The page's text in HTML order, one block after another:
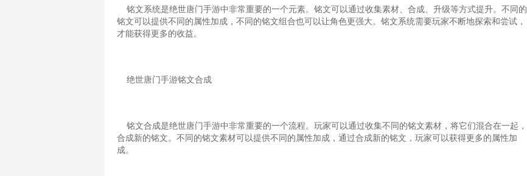
铭文系统是绝世唐门手游中非常重要的一个元素。铭文可以通过收集素材、合成、升级等方式提升。不同的
铭文可以提供不同的属性加成，不同的铭文组合也可以让角色更强大。铭文系统需要玩家不断地探索和尝试，
才能获得更多的收益。
绝世唐门手游铭文合成
铭文合成是绝世唐门手游中非常重要的一个流程。玩家可以通过收集不同的铭文素材，将它们混合在一起，
合成新的铭文。不同的铭文素材可以提供不同的属性加成，通过合成新的铭文，玩家可以获得更多的属性加
成。